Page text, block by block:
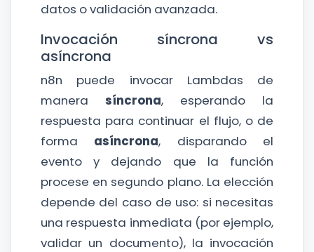
datos o validación avanzada.
Invocación síncrona vs
asíncrona
n8n puede invocar Lambdas de
manera síncrona, esperando la
respuesta para continuar el flujo, o de
forma asíncrona, disparando el
evento y dejando que la función
procese en segundo plano. La elección
depende del caso de uso: si necesitas
una respuesta inmediata (por ejemplo,
validar un documento), la invocación